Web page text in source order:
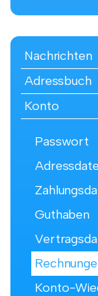
Nachrichten
Adressbuch
Konto
Passwort
Guthaben
Konto-